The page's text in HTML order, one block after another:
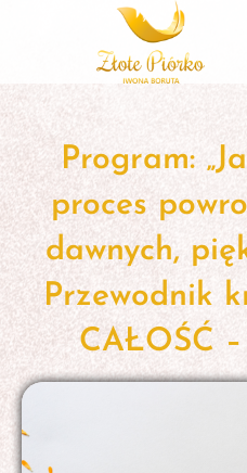
Program:
proces
dawnych,
Przewodnik
CAŁOŚĆ